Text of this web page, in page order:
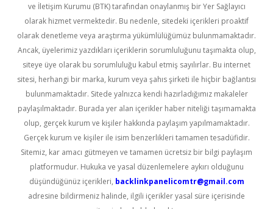
ve İletişim Kurumu (BTK) tarafından onaylanmış bir Yer Sağlayıcı
olarak hizmet vermektedir. Bu nedenle, sitedeki içerikleri proaktif
olarak denetleme veya araştırma yükümlülüğümüz bulunmamaktadır.
Ancak, üyelerimiz yazdıkları içeriklerin sorumluluğunu taşımakta olup,
siteye üye olarak bu sorumluluğu kabul etmiş sayılırlar. Bu internet
sitesi, herhangi bir marka, kurum veya şahıs şirketi ile hiçbir bağlantısı
bulunmamaktadır. Sitede yalnızca kendi hazırladığımız makaleler
paylaşılmaktadır. Burada yer alan içerikler haber niteliği taşımamakta
olup, gerçek kurum ve kişiler hakkında paylaşım yapılmamaktadır.
Gerçek kurum ve kişiler ile isim benzerlikleri tamamen tesadüfidir.
Sitemiz, kar amacı gütmeyen ve tamamen ücretsiz bir bilgi paylaşım
platformudur. Hukuka ve yasal düzenlemelere aykırı olduğunu
düşündüğünüz içerikleri, backlinkpanelicomtr@gmail.com
adresine bildirmeniz halinde, ilgili içerikler yasal süre içerisinde